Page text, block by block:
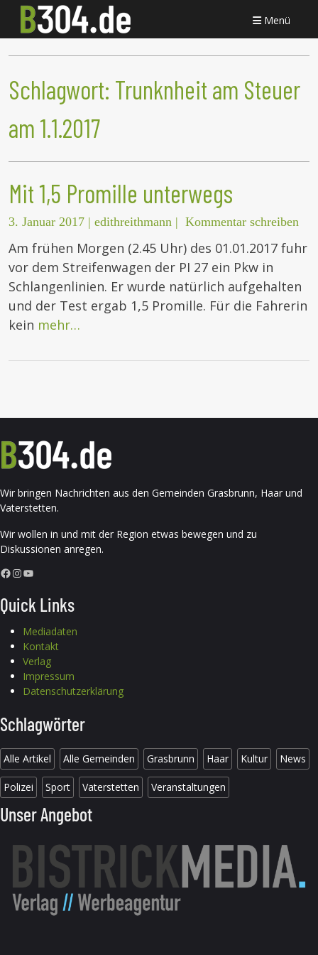
Menü
Schlagwort: Trunknheit am Steuer
am 1.1.2017
Mit 1,5 Promille unterwegs
3. Januar 2017 | edithreithmann | Kommentar schreiben
Am frühen Morgen (2.45 Uhr) des 01.01.2017 fuhr
vor dem Streifenwagen der PI 27 ein Pkw in
Schlangenlinien. Er wurde natürlich aufgehalten
und der Test ergab 1,5 Promille. Für die Fahrerin
kein mehr…
Wir bringen Nachrichten aus den Gemeinden Grasbrunn, Haar und
Vaterstetten.
Wir wollen in und mit der Region etwas bewegen und zu
Diskussionen anregen.
Facebook InstagramYouTube
Quick Links
Mediadaten
Kontakt
Verlag
Impressum
Datenschutzerklärung
Schlagwörter
Alle Artikel Alle Gemeinden Grasbrunn Haar Kultur News
Polizei Sport Vaterstetten Veranstaltungen
Unser Angebot